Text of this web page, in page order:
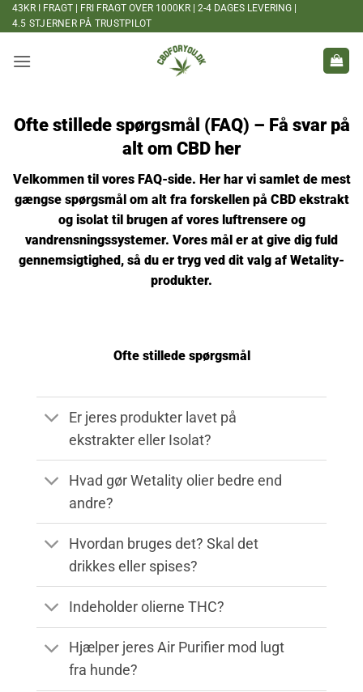
Fortsæt
til
43KR I FRAGT | FRI FRAGT OVER 1000KR | 2-4 DAGES LEVERING |
4.5 STJERNER PÅ TRUSTPILOT
Ofte stillede spørgsmål (FAQ) – Få svar på
alt om CBD her
Velkommen til vores FAQ-side. Her har vi samlet de mest
gængse spørgsmål om alt fra forskellen på CBD ekstrakt
og isolattil brugen af vores luftrensereog
vandrensningssystemer. Vores mål er at give dig fuld
gennemsigtighed, så du er tryg ved dit valg af Wetality-
produkter.
Ofte stillede spørgsmål
Er jeres produkter lavet på
ekstrakter eller Isolat?
Hvad gør Wetality olier bedre end
andre?
Hvordan bruges det? Skal det
drikkes eller spises?
Indeholder olierne THC?
Hjælper jeres Air Purifier mod lugt
fra hunde?